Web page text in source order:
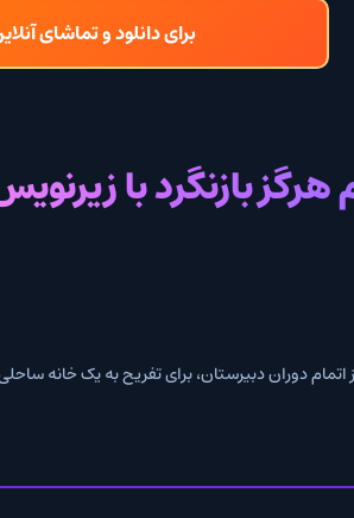
برای دانلود و تماشای آنلاین با
با زیرنویس
برای تفریح به یک خانه ساحلی می روند.